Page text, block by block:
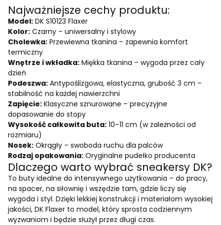
Najważniejsze cechy produktu:
Model: DK S10123 Flaxer
Kolor: Czarny – uniwersalny i stylowy
Cholewka: Przewiewna tkanina – zapewnia komfort
termiczny
Wnętrze i wkładka: Miękka tkanina – wygoda przez cały
dzień
Podeszwa: Antypoślizgowa, elastyczna, grubość 3 cm –
stabilność na każdej nawierzchni
Zapięcie: Klasyczne sznurowane – precyzyjne
dopasowanie do stopy
Wysokość całkowita buta: 10–11 cm (w zależności od
rozmiaru)
Nosek: Okrągły – swoboda ruchu dla palców
Rodzaj opakowania: Oryginalne pudełko producenta
Dlaczego warto wybrać sneakersy DK?
To buty idealne do intensywnego użytkowania – do pracy,
na spacer, na siłownię i wszędzie tam, gdzie liczy się
wygoda i styl. Dzięki lekkiej konstrukcji i materiałom wysokiej
jakości, DK Flaxer to model, który sprosta codziennym
wyzwaniom i będzie służył przez długi czas.